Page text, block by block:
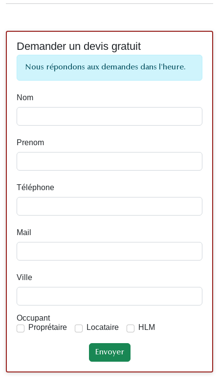
Demander un devis gratuit
Nous répondons aux demandes dans l'heure.
Nom
Prenom
Téléphone
Mail
Ville
Occupant
Proprétaire
Locataire HLM